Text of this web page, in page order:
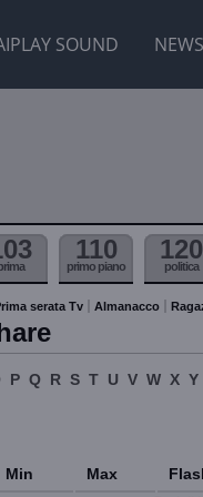
SOUND NEWS
110
primo piano
120
politica
serata Tv Almanacco
P Q R S T U V W X Y
Min Max